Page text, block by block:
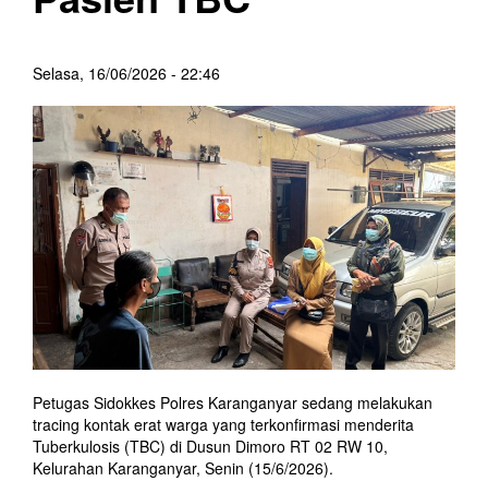
Selasa, 16/06/2026 - 22:46
Petugas Sidokkes Polres Karanganyar sedang melakukan
tracing kontak erat warga yang terkonfirmasi menderita
Tuberkulosis (TBC) di Dusun Dimoro RT 02 RW 10,
Kelurahan Karanganyar, Senin (15/6/2026).